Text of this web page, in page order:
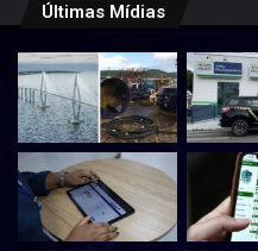
Últimas Mídias